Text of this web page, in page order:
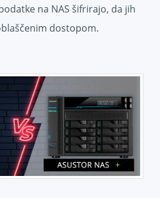
na NAS šifrirajo, da jih
dostopom.